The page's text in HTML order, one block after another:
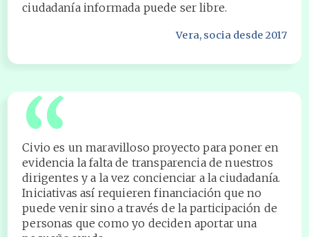
ciudadanía informada puede ser libre.
Vera, socia desde 2017
“
Civio es un maravilloso proyecto para poner en
evidencia la falta de transparencia de nuestros
dirigentes y a la vez concienciar a la ciudadanía.
Iniciativas así requieren financiación que no
puede venir sino a través de la participación de
personas que como yo deciden aportar una